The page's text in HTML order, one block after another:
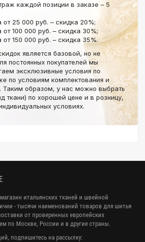
каждой позиции в заказе – 5
25 000 руб. – скидка 20%;
100 000 руб. – скидка 30%;
150 000 руб. – скидка 35%.
является базовой, но не
постоянных покупателей мы
эксклюзивные условия по
по условиям комплектования и
Таким образом, у нас можно выбрать
ткани) по хорошей цене и в розницу,
условиях.
итальянских тканей и швейной
- тысячи наименований товаров для шитья
от проверенных европейских
по Москве, России и в другие страны.
подпишитесь на рассылку: